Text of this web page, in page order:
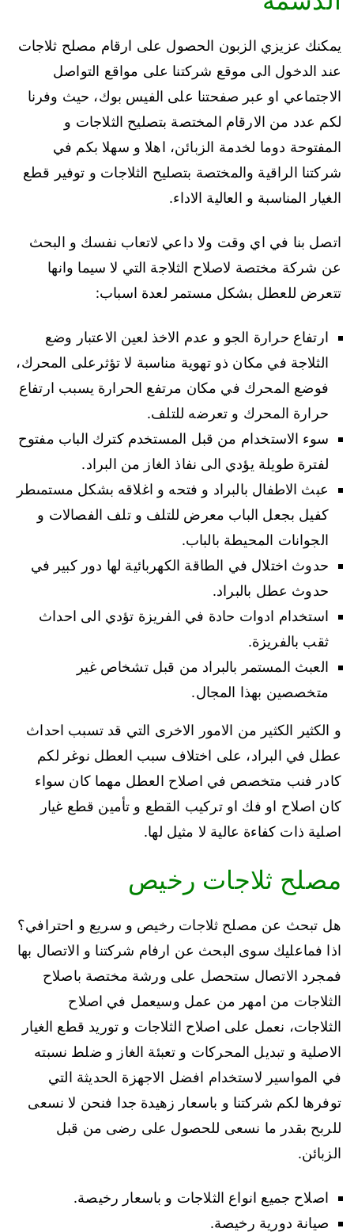
يمكنك عزيزي الزبون الحصول على ارقام مصلح ثلاجات
عند الدخول الى موقع شركتنا على مواقع التواصل
الاجتماعي او عبر صفحتنا على الفيس بوك، حيث وفرنا
لكم عدد من الارقام المختصة بتصليح الثلاجات و
المفتوحة دوما لخدمة الزبائن، اهلا و سهلا بكم في
شركتنا الراقية والمختصة بتصليح الثلاجات و توفير قطع
الغيار المناسبة و العالية الاداء.
اتصل بنا في اي وقت ولا داعي لاتعاب نفسك و البحث
عن شركة مختصة لاصلاح الثلاجة التي لا سيما وانها
تتعرض للعطل بشكل مستمر لعدة اسباب:
ارتفاع حرارة الجو و عدم الاخذ لعين الاعتبار وضع
الثلاجة في مكان ذو تهوية مناسبة لا تؤثرعلى المحرك،
فوضع المحرك في مكان مرتفع الحرارة يسبب ارتفاع
حرارة المحرك و تعرضه للتلف.
سوء الاستخدام من قبل المستخدم كترك الباب مفتوح
لفترة طويلة يؤدي الى نفاذ الغاز من البراد.
عبث الاطفال بالبراد و فتحه و اغلاقه بشكل مستمىطر
كفيل بجعل الباب معرض للتلف و تلف الفصالات و
الجوانات المحيطة بالباب.
حدوث اختلال في الطاقة الكهربائية لها دور كبير في
حدوث عطل بالبراد.
استخدام ادوات حادة في الفريزة تؤدي الى احداث
ثقب بالفريزة.
العبث المستمر بالبراد من قبل تشخاص غير
متخصصين بهذا المجال.
و الكثير الكثير من الامور الاخرى التي قد تسبب احداث
عطل في البراد، على اختلاف سبب العطل نوغر لكم
كادر فنب متخصص في اصلاح العطل مهما كان سواء
كان اصلاح او فك او تركيب القطع و تأمين قطع غيار
اصلية ذات كفاءة عالية لا مثيل لها.
مصلح ثلاجات رخيص
هل تبحث عن مصلح ثلاجات رخيص و سريع و احترافي؟
اذا فماعليك سوى البحث عن ارفام شركتنا و الاتصال بها
فمجرد الاتصال ستحصل على ورشة مختصة باصلاح
الثلاجات من امهر من عمل وسيعمل في اصلاح
الثلاجات، نعمل على اصلاح الثلاجات و توريد قطع الغيار
الاصلية و تبديل المحركات و تعبئة الغاز و ضلط نسبته
في المواسير لاستخدام افضل الاجهزة الحديثة التي
توفرها لكم شركتنا و باسعار زهيدة جدا فنحن لا نسعى
للربح بقدر ما نسعى للحصول على رضى من قبل
الزبائن.
اصلاح جميع انواع الثلاجات و باسعار رخيصة.
صيانة دورية رخيصة.